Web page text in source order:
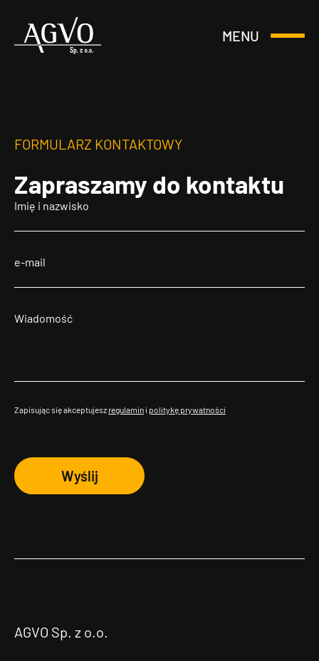
Header
MENU
Otwórz
FORMULARZ KONTAKTOWY
Zapraszamy do kontaktu
Zapisując się akceptujesz regulamin i politykę prywatności
Wyślij
AGVO Sp. z o.o.